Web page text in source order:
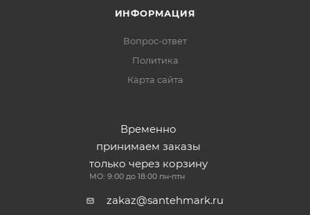
ИНФОРМАЦИЯ
Вопрос-ответ
Политика
Карта сайта
Временно
принимаем заказы
только через корзину
МО: 9:00 до 18:00 пн-птн
zakaz@santehmark.ru